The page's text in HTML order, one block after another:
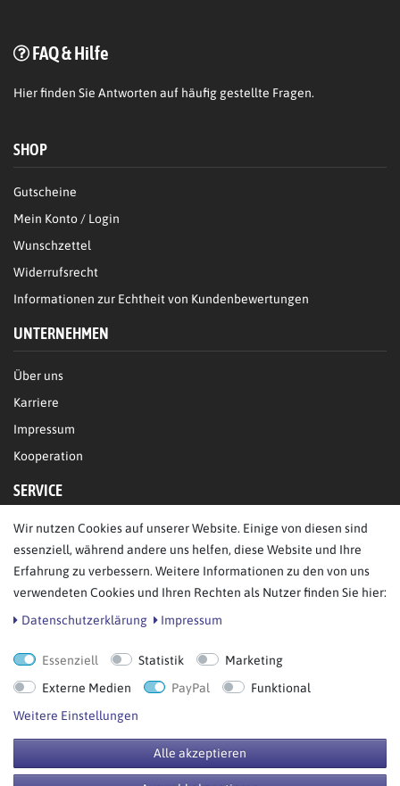
FAQ & Hilfe
Hierfinden Sie Antworten auf häufig gestellte Fragen.
SHOP
Gutscheine
Mein Konto / Login
Wunschzettel
Widerrufsrecht
Informationen zur Echtheit von Kundenbewertungen
UNTERNEHMEN
Über uns
Karriere
Impressum
Kooperation
SERVICE
FAQ/Hilfe
Datenschutz
AGB
Bestellung widerrufen
© Copyright 2026 BB Sport GmbH & Co KG. Alle Rechte vorbehalten.
Wir nutzen Cookies auf unserer Website. Einige von diesen sind
essenziell, während andere uns helfen, diese Website und Ihre
Erfahrung zu verbessern. Weitere Informationen zu den von uns
verwendeten Cookies und Ihren Rechten als Nutzer finden Sie hier:
Daten­schutz­erklärung
Impressum
Essenziell Statistik
Marketing
Externe Medien
PayPal
Funktional
Weitere Einstellungen
Alle akzeptieren